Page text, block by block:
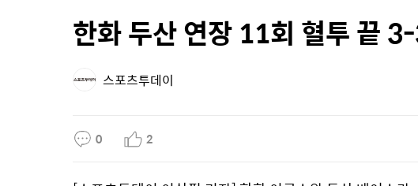
한화 두산 연장 11회 혈투 끝
스포츠투데이
0 2